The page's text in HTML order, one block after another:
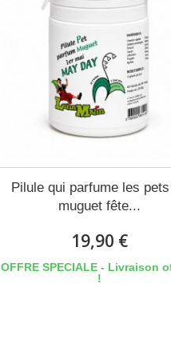
Pilule qui parfume les
muguet fête...
19,90 €
OFFRE SPECIALE - Livraison
!